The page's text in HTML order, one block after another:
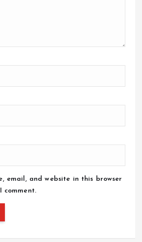
email, and website in this browser
comment.